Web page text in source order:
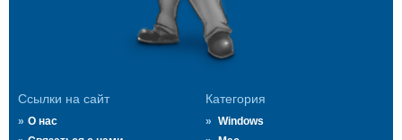
Ссылки на сайт
О нас
Категория
Windows